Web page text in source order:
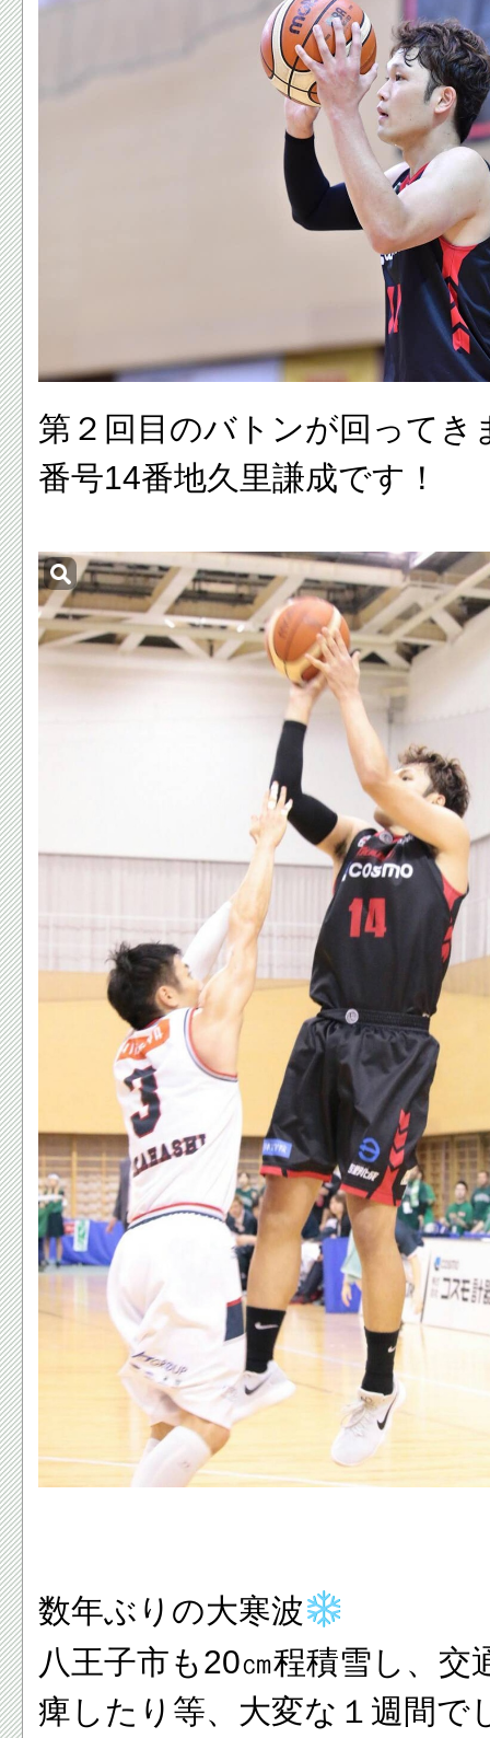
第２回目のバトンが回ってき
番号14番地久里謙成です！
数年ぶりの大寒波
八王子市も20㎝程積雪し、交
痺したり等、大変な１週間で